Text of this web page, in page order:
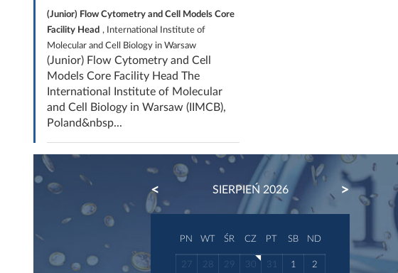
(Junior) Flow Cytometry and Cell Models Core
Facility Head , International Institute of
Molecular and Cell Biology in Warsaw
(Junior) Flow Cytometry and Cell
Models Core Facility Head The
International Institute of Molecular
and Cell Biology in Warsaw (IIMCB),
Poland&nbsp...
SIERPIEŃ 2026
PREVIOUS NEXT
PN WT ŚR CZ PT SB ND
27 28 29 30 31 1 2